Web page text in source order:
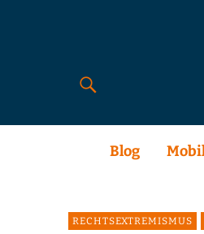
Blog
RECHTSEXTREMISMUS